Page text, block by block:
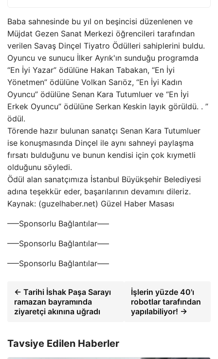
Baba sahnesinde bu yıl on beşincisi düzenlenen ve
Müjdat Gezen Sanat Merkezi öğrencileri tarafından
verilen Savaş Dinçel Tiyatro Ödülleri sahiplerini buldu.
Oyuncu ve sunucu İlker Ayrık'ın sunduğu programda
“En İyi Yazar” ödülüne Hakan Tabakan, “En İyi
Yönetmen” ödülüne Volkan Sarıöz, “En İyi Kadın
Oyuncu” ödülüne Senan Kara Tutumluer ve “En İyi
Erkek Oyuncu” ödülüne Serkan Keskin layık görüldü. . ”
ödül.
Törende hazır bulunan sanatçı Senan Kara Tutumluer
ise konuşmasında Dinçel ile aynı sahneyi paylaşma
fırsatı bulduğunu ve bunun kendisi için çok kıymetli
olduğunu söyledi.
Ödül alan sanatçımıza İstanbul Büyükşehir Belediyesi
adına teşekkür eder, başarılarının devamını dileriz.
Kaynak: (guzelhaber.net) Güzel Haber Masası
—–Sponsorlu Bağlantılar—–
—–Sponsorlu Bağlantılar—–
—–Sponsorlu Bağlantılar—–
← Tarihi İshak Paşa Sarayı
ramazan bayramında
ziyaretçi akınına uğradı
İşlerin yüzde 40'ı
robotlar tarafından
yapılabiliyor! →
Tavsiye Edilen Haberler